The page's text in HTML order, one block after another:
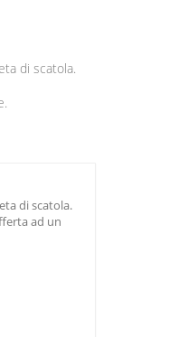
di scatola.
di scatola.
ad un